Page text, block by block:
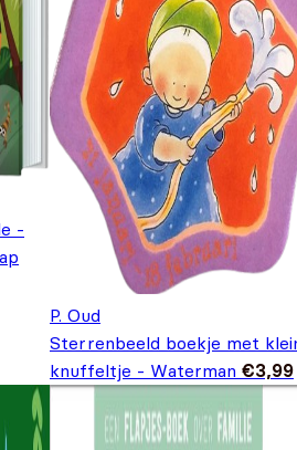
-
was: €9,99.
€6,99.
P. Oud
Sterrenbeeld boekje met
knuffeltje - Waterman €3,99